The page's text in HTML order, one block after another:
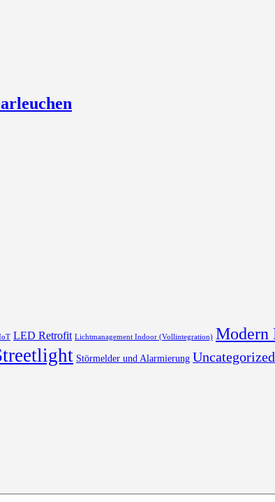
LED Retrofit Lichtmanagement Indoor (Vollintegration) Modern
Störmelder und Alarmierung Uncategorized